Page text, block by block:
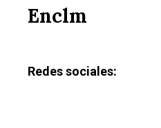
Enclm
Redes sociales: